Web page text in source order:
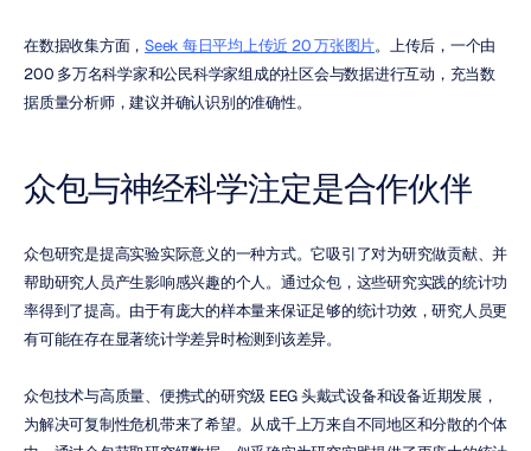
在数据收集方面， Seek 每日平均上传近 20 万张图片。上传后，一个由
200 多万名科学家和公民科学家组成的社区会与数据进行互动，充当数
据质量分析师，建议并确认识别的准确性。
众包与神经科学注定是合作伙伴
众包研究是提高实验实际意义的一种方式。它吸引了对为研究做贡献、并
帮助研究人员产生影响感兴趣的个人。通过众包，这些研究实践的统计功
率得到了提高。由于有庞大的样本量来保证足够的统计功效，研究人员更
有可能在存在显著统计学差异时检测到该差异。
众包技术与高质量、便携式的研究级 EEG 头戴式设备和设备近期发展，
为解决可复制性危机带来了希望。从成千上万来自不同地区和分散的个体